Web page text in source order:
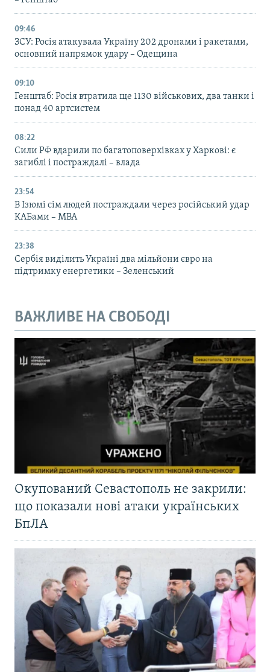
09:46
ЗСУ: Росія атакувала Україну 202 дронами і ракетами,
основний напрямок удару – Одещина
09:10
Генштаб: Росія втратила ще 1130 військових, два танки і
понад 40 артсистем
08:22
Сили РФ вдарили по багатоповерхівках у Харкові: є
загиблі і постраждалі – влада
23:54
В Ізюмі сім людей постраждали через російський удар
КАБами – МВА
23:38
Сербія виділить Україні два мільйони євро на
підтримку енергетики – Зеленський
ВАЖЛИВЕ НА СВОБОДІ
Окупований Севастополь не закрили:
що показали нові атаки українських
БпЛА